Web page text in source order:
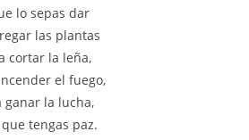
lo sepas dar
las plantas
cortar la leña,
el fuego,
ganar la lucha,
tengas paz.